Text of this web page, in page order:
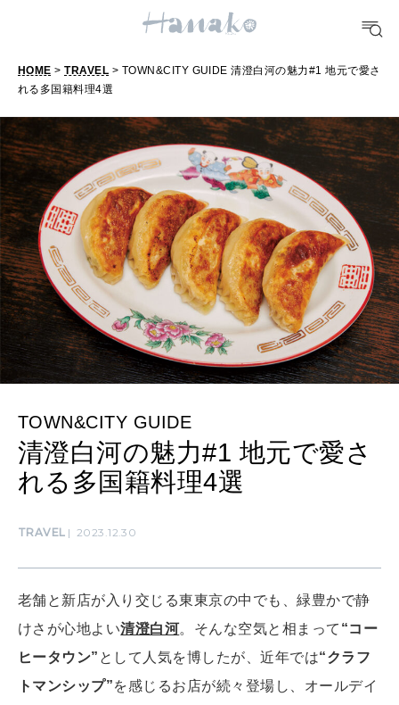
どこ行く？
[12星座別] Weekly Holoscope
[12星座別] Monthly Love Holoscope
女神まり愛のタロットメッセージ
算命学がわかる今月のあなた
HEALTH
自分にやさしく
LEARN
知る、考える
MAMA
ママもいろいろ
SUSTAINABLE
わたしができること
WORK&MONEY
HOME >TRAVEL > TOWN&CITY GUIDE 清澄白河の魅力#1 地元で愛さ
れる多国籍料理4選
TOWN&CITY GUIDE
清澄白河の魅力#1 地元で愛さ
れる多国籍料理4選
TRAVEL 2023.12.30
老舗と新店が入り交じる東東京の中でも、緑豊かで静
けさが心地よい清澄白河。そんな空気と相まって “コー
ヒータウン” として人気を博したが、近年では“クラフ
トマンシップ”を感じるお店が続々登場し、オールデイ